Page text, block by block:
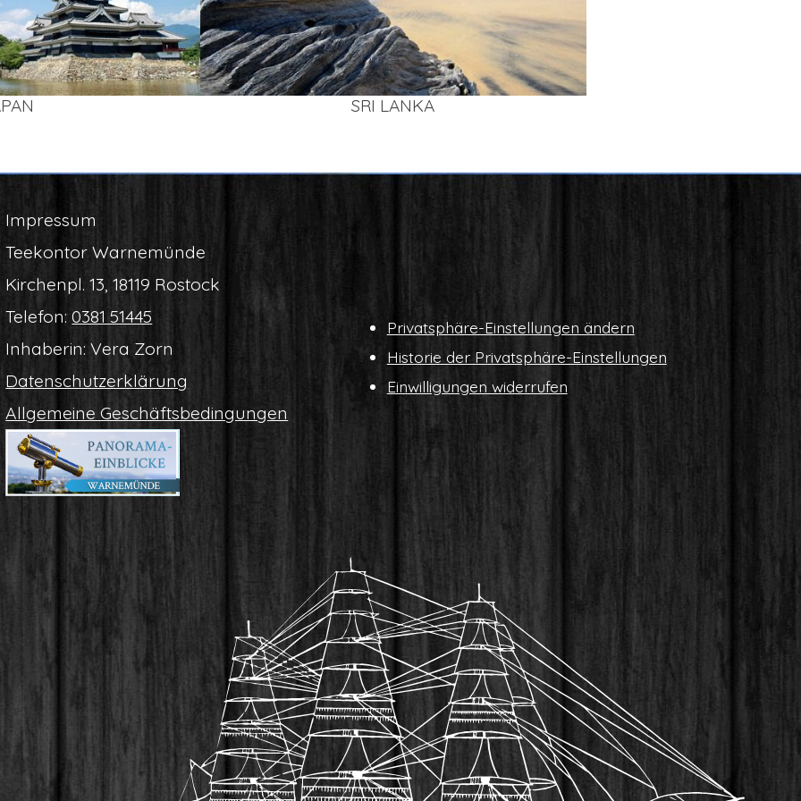
SRI LAN­KA
Impres­sum
Tee­kon­tor Warnemünde
Kir­chen­pl. 13, 18119 Rostock
Tele­fon:0381 51445
Inha­be­rin: Vera Zorn
Daten­schutz­er­klä­rung
All­ge­mei­ne Geschäftsbedingungen
Pri­vat­sphä­re-Ein­stel­lun­gen ändern
His­to­rie der Privatsphäre-Einstellungen
Ein­wil­li­gun­gen widerrufen